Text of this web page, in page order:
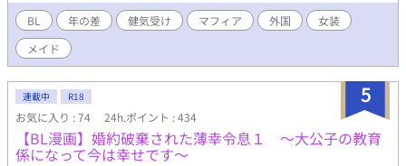
BL 年の差 健気受け マフィア 外国
女装
メイド
5
連載中 R18
お気に入り : 74 24h.ポイント : 434
【BL漫画】婚約破棄された薄幸令息１ ～大公子の教育
係になって今は幸せです～